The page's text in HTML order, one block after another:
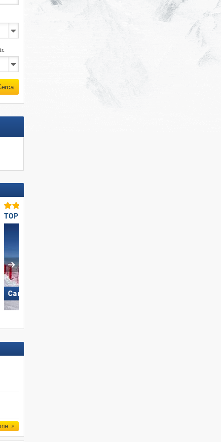
TOP per famiglie e bambini
Carezza